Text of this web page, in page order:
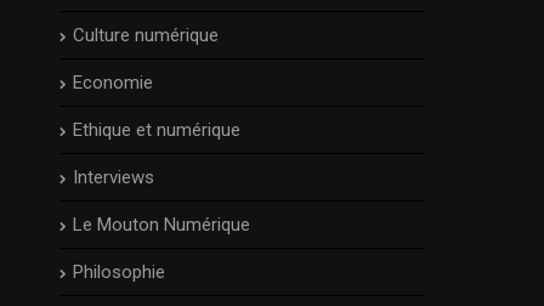
Culture numérique
Economie
Ethique et numérique
Interviews
Le Mouton Numérique
Philosophie